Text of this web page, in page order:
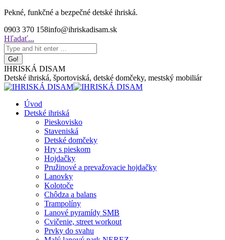
Skip
content
Pekné, funkčné a bezpečné detské ihriská.
0903 370 158info@ihriskadisam.sk
Search:
Hľadať...
IHRISKÁ DISAM
Detské ihriská, športoviská, detské domčeky, mestský mobiliár
Úvod
Detské ihriská
Pieskovisko
Staveniská
Detské domčeky
Hry s pieskom
Hojdačky
Pružinové a prevažovacie hojdačky
Lanovky
Kolotoče
Chôdza a balans
Trampolíny
Lanové pyramídy SMB
Cvičenie, street workout
Prvky do svahu